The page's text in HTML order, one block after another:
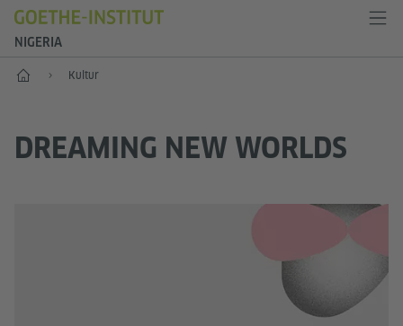
NIGERIA
Start Kultur
DREAMING NEW WORLDS